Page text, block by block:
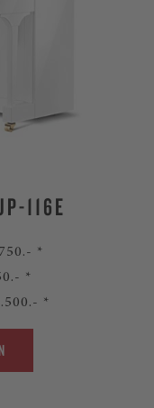
116E
*
*
*